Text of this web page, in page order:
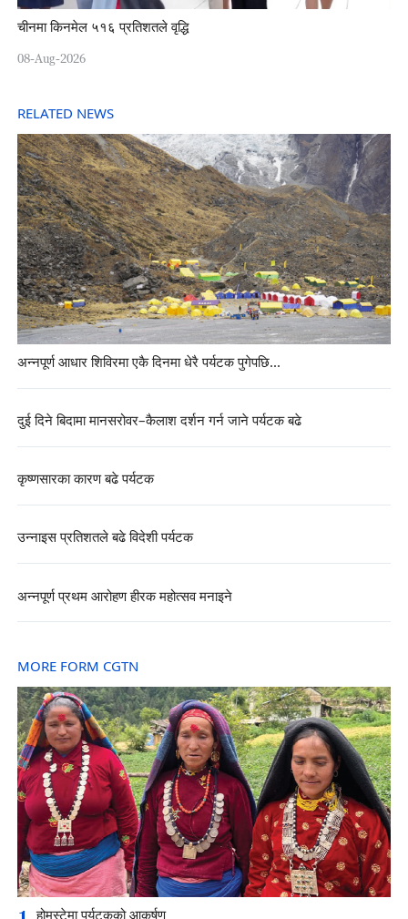
चीनमा किनमेल ५१६ प्रतिशतले वृद्धि
08-Aug-2026
RELATED NEWS
अन्नपूर्ण आधार शिविरमा एकै दिनमा धेरै पर्यटक पुगेपछि...
दुई दिने बिदामा मानसरोवर–कैलाश दर्शन गर्न जाने पर्यटक बढे
कृष्णसारका कारण बढे पर्यटक
उन्नाइस प्रतिशतले बढे विदेशी पर्यटक
अन्नपूर्ण प्रथम आरोहण हीरक महोत्सव मनाइने
MORE FORM CGTN